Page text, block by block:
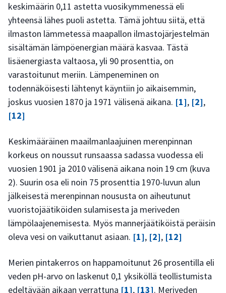
keskimäärin 0,11 astetta vuosikymmenessä eli
yhteensä lähes puoli astetta. Tämä johtuu siitä, että
ilmaston lämmetessä maapallon ilmastojärjestelmän
sisältämän lämpöenergian määrä kasvaa. Tästä
lisäenergiasta valtaosa, yli 90 prosenttia, on
varastoitunut meriin. Lämpeneminen on
todennäköisesti lähtenyt käyntiin jo aikaisemmin,
joskus vuosien 1870 ja 1971 välisenä aikana. [1], [2],
[12]
Keskimääräinen maailmanlaajuinen merenpinnan
korkeus on noussut runsaassa sadassa vuodessa eli
vuosien 1901 ja 2010 välisenä aikana noin 19 cm (kuva
2). Suurin osa eli noin 75 prosenttia 1970-luvun alun
jälkeisestä merenpinnan noususta on aiheutunut
vuoristojäätiköiden sulamisesta ja meriveden
lämpölaajenemisesta. Myös mannerjäätiköistä peräisin
oleva vesi on vaikuttanut asiaan. [1], [2], [12]
Merien pintakerros on happamoitunut 26 prosentilla eli
veden pH-arvo on laskenut 0,1 yksiköllä teollistumista
edeltävään aikaan verrattuna [1], [13]. Meriveden